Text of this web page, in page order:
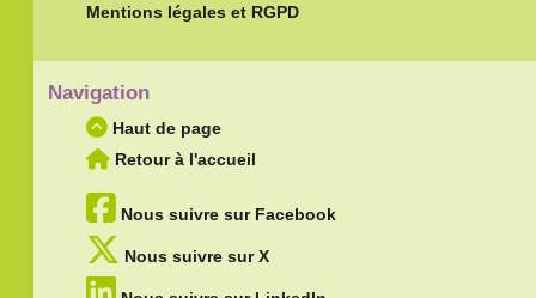
Mentions légales et RGPD
Navigation
Haut de page
Retour à l'accueil
Nous suivre sur Facebook
Nous suivre sur X